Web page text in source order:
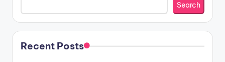
Search
Recent Posts